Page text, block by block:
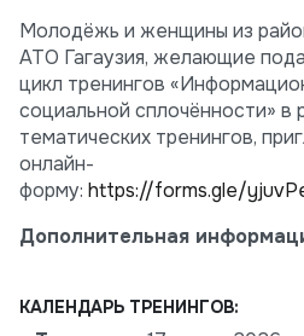
Молодёжь и женщины из
АТО Гагаузия, желающие
цикл тренингов
социальной сплочённости» в
тематических тренингов,
онлайн-
форму: https://forms.gle/
Дополнительная
КАЛЕНДАРЬ ТРЕНИНГОВ: